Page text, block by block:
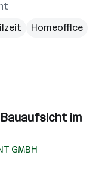
Homeoffice
im
GMBH